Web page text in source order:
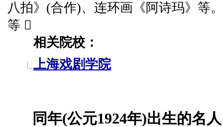
八拍》(合作)、连环画《阿诗玛》等
等 
相关院校：
上海戏剧学院
同年(公元1924年)出生的名